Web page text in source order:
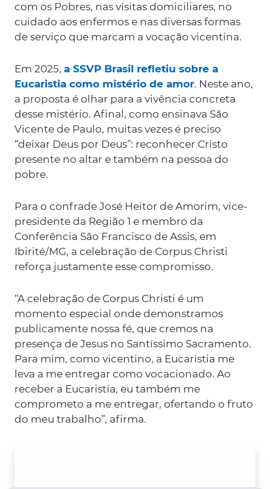
com os Pobres, nas visitas domiciliares, no
cuidado aos enfermos e nas diversas formas
de serviço que marcam a vocação vicentina.
Em 2025, a SSVP Brasil refletiu sobre a
Eucaristia como mistério de amor. Neste ano,
a proposta é olhar para a vivência concreta
desse mistério. Afinal, como ensinava São
Vicente de Paulo, muitas vezes é preciso
“deixar Deus por Deus”: reconhecer Cristo
presente no altar e também na pessoa do
pobre.
Para o confrade José Heitor de Amorim, vice-
presidente da Região 1 e membro da
Conferência São Francisco de Assis, em
Ibirité/MG, a celebração de Corpus Christi
reforça justamente esse compromisso.
“A celebração de Corpus Christi é um
momento especial onde demonstramos
publicamente nossa fé, que cremos na
presença de Jesus no Santíssimo Sacramento.
Para mim, como vicentino, a Eucaristia me
leva a me entregar como vocacionado. Ao
receber a Eucaristia, eu também me
comprometo a me entregar, ofertando o fruto
do meu trabalho”, afirma.